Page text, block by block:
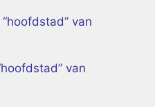
van
van